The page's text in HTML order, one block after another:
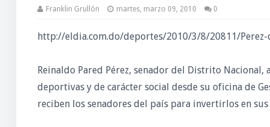
Franklin Grullón martes, marzo 09, 2010 0
http://eldia.com.do/deportes/2010/3/8/20811/
Reinaldo Pared Pérez, senador del Distrito
deportivas y de carácter social desde su oficina de
reciben los senadores del país para invertirlos en